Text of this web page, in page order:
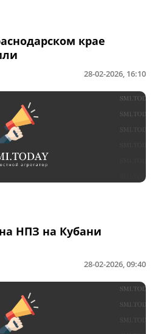
крае
28-02-2026, 16:10
НПЗ на Кубани
28-02-2026, 09:40